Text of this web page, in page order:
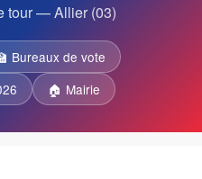
tour — Allier (03)
Bureaux de vote
🏠 Mairie